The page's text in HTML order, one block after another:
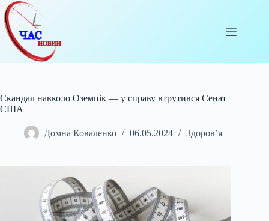
Перейти
до
вмісту
Скандал навколо Оземпік — у справу втрутився Сенат
США
Домна Коваленко 06.05.2024 Здоров’я